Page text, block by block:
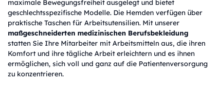
maximale Bewegungsfreiheit ausgelegt und bietet
geschlechtsspezifische Modelle. Die Hemden verfügen über
praktische Taschen für Arbeitsutensilien. Mit unserer
maßgeschneiderten medizinischen Berufsbekleidung
statten Sie Ihre Mitarbeiter mit Arbeitsmitteln aus, die ihren
Komfort und ihre tägliche Arbeit erleichtern und es ihnen
ermöglichen, sich voll und ganz auf die Patientenversorgung
zu konzentrieren.